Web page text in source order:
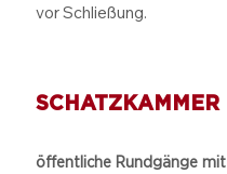
vor Schließung.
SCHATZKAMMER
öffentliche Rundgänge mit